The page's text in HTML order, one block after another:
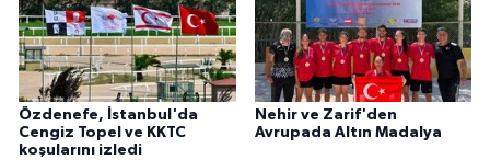
Özdenefe, İstanbul'da
Cengiz Topel ve KKTC
koşularını izledi
Nehir ve Zarif'den
Avrupada Altın Madalya